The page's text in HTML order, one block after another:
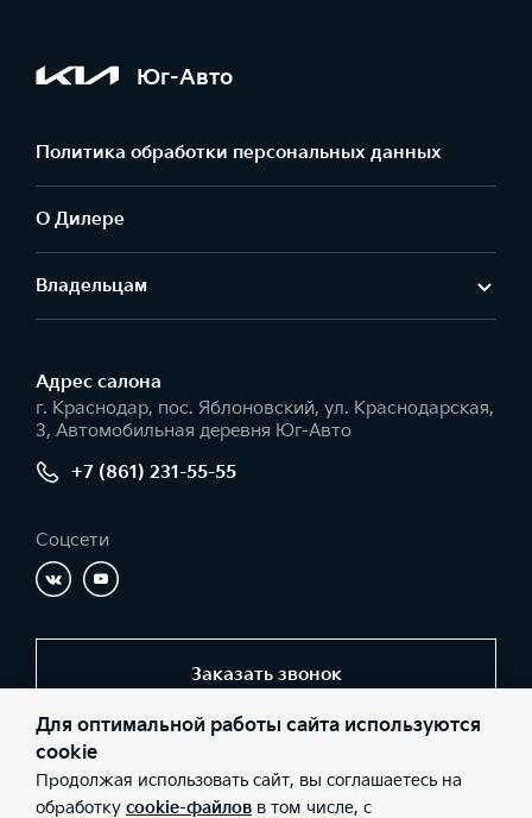
Юг-Авто
Политика обработки персональных данных
О Дилере
Владельцам
Адрес салонa
г. Краснодар, пос. Яблоновский, ул. Краснодарская,
3, Автомобильная деревня Юг-Авто
+7 (861) 231-55-55
Соцсети
Заказать звонок
(Фактический адрес: г. Краснодар, пос. Яблоновский, ул.
Краснодарская, 3, Автомобильная деревня Юг-Авто; Телефон:
Для оптимальной работы сайта используются
cookie
Продолжая использовать сайт, вы соглашаетесь на
обработку cookie-файлов в том числе, с